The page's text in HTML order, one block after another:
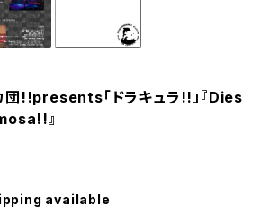
団!!presents「ドラキュラ!!」『Dies
』
available